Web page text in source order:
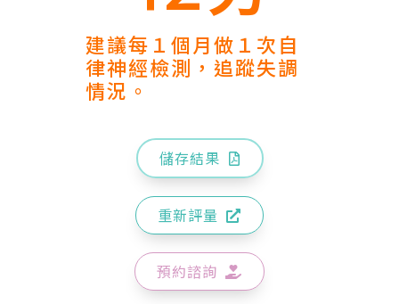
建議每１個月做１次自
律神經檢測，追蹤失調
情況。
儲存結果
重新評量
預約諮詢